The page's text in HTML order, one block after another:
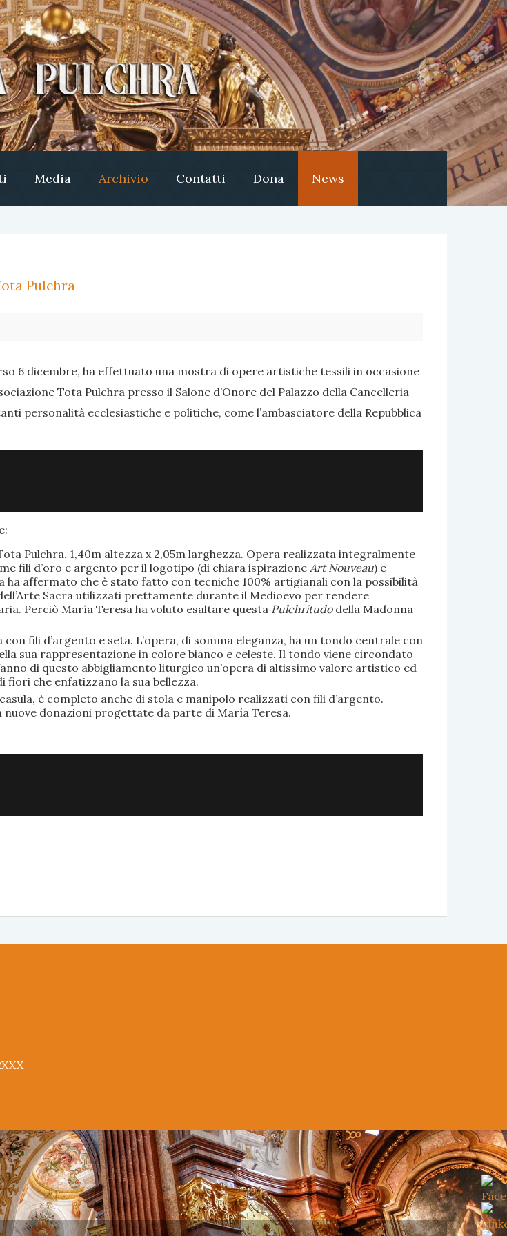
Media Archivio Contatti Dona News
Pulchra
6 dicembre, ha effettuato una mostra di opere artistiche tessili in occasione
Tota Pulchra presso il Salone d’Onore del Palazzo della Cancelleria
personalità ecclesiastiche e politiche, come l’ambasciatore della Repubblica
Pulchra. 1,40m altezza x 2,05m larghezza. Opera realizzata integralmente
fili d’oro e argento per il logotipo (di chiara ispirazioneArt Nouveau) e
ha affermato che è stato fatto con tecniche 100% artigianali con la possibilità
Sacra utilizzati prettamente durante il Medioevo per rendere
Perciò María Teresa ha voluto esaltare questa Pulchritudo della Madonna
fili d’argento e seta. L’opera, di somma eleganza, ha un tondo centrale con
sua rappresentazione in colore bianco e celeste. Il tondo viene circondato
di questo abbigliamento liturgico un’opera di altissimo valore artistico ed
fiori che enfatizzano la sua bellezza.
è completo anche di stola e manipolo realizzati con fili d’argento.
donazioni progettate da parte di María Teresa.